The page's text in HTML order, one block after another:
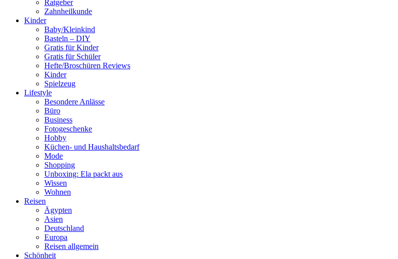
Ratgeber
Zahnheilkunde
Kinder
Baby/Kleinkind
Basteln – DIY
Gratis für Kinder
Gratis für Schüler
Hefte/Broschüren Reviews
Kinder
Spielzeug
Lifestyle
Besondere Anlässe
Büro
Business
Fotogeschenke
Hobby
Küchen- und Haushaltsbedarf
Mode
Shopping
Unboxing: Ela packt aus
Wissen
Wohnen
Reisen
Ägypten
Asien
Deutschland
Europa
Reisen allgemein
Schönheit